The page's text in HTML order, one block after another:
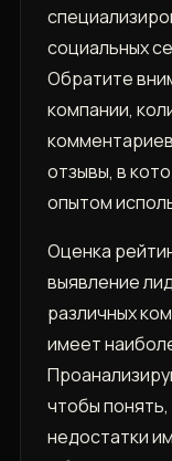
социальных
Обратите
компании,
отзывы, в
опытом
Оценка
выявление
различных
имеет
чтобы
недостатки